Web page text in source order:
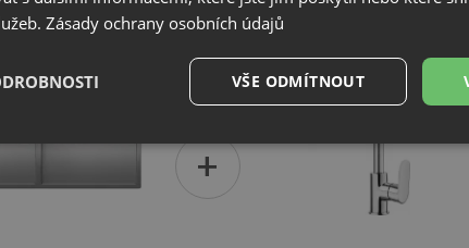
SET Blanco CLARON 400/400-U nerez hedvábný lesk
+
Zásady ochrany osobních údajů
VŠE ODMÍTNOUT
Výkonové
Soubory cílení Funkční soubory